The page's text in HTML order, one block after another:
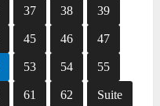
37 38 39
45 46 47
53 54 55
61 62 Suite